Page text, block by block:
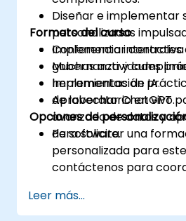
Diseñar e implementar
personalizadas
Implementar controles
gobernanza y
herramientas de IA.
Aprovechar ChatGPT
avanzado de datos y
de software.
Formato del curso
Conferencia interactiva
Muchas actividades
Implementación
de laboratorio en vivo.
Opciones de
Para solicitar una
personalizada para
contáctenos para
Leer más...